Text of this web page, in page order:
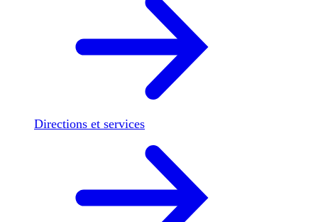
Directions et services